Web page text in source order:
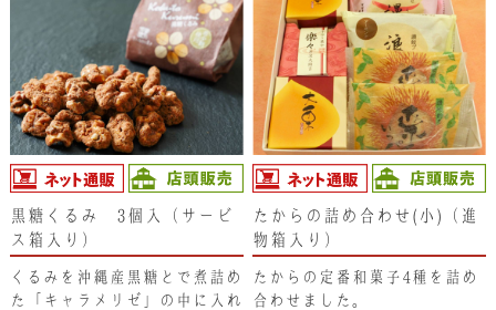
とした食感はクセになる美味し
さです。
黒糖くるみ 3個入（サービ
ス箱入り）
くるみを沖縄産黒糖とで煮詰め
た「キャラメリゼ」の中に入れ
たからの詰め合わせ(小)（進
物箱入り）
たからの定番和菓子4種を詰め
合わせました。